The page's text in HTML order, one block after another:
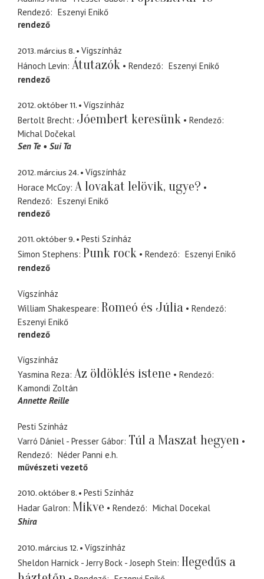
Rendező
Eszenyi Enikő
rendező
2013. március 8.
Vígszínház
Hánoch Levin Átutazók Rendező
Eszenyi Enikő
rendező
2012. október 11.
Vígszínház
Bertolt Brecht Jóembert keresünk
Rendező
Michal Dočekal
Sen Te
Sui Ta
2012. március 24.
Vígszínház
Horace McCoy A lovakat lelövik, ugye?
Rendező
Eszenyi Enikő
rendező
2011. október 9.
Pesti Színház
Simon Stephens Punk rock Rendező
Eszenyi Enikő
rendező
Vígszínház
William Shakespeare Romeó és Júlia
Rendező
Eszenyi Enikő
rendező
Vígszínház
Yasmina Reza Az öldöklés istene
Rendező
Kamondi Zoltán
Annette Reille
Pesti Színház
Varró Dániel - Presser Gábor Túl a Maszat hegyen
Rendező Néder Panni e.h.
művészeti vezető
2010. október 8.
Pesti Színház
Hadar Galron Mikve Rendező
Michal Docekal
Shira
2010. március 12.
Vígszínház
Sheldon Harnick - Jerry Bock - Joseph Stein Hegedűs a